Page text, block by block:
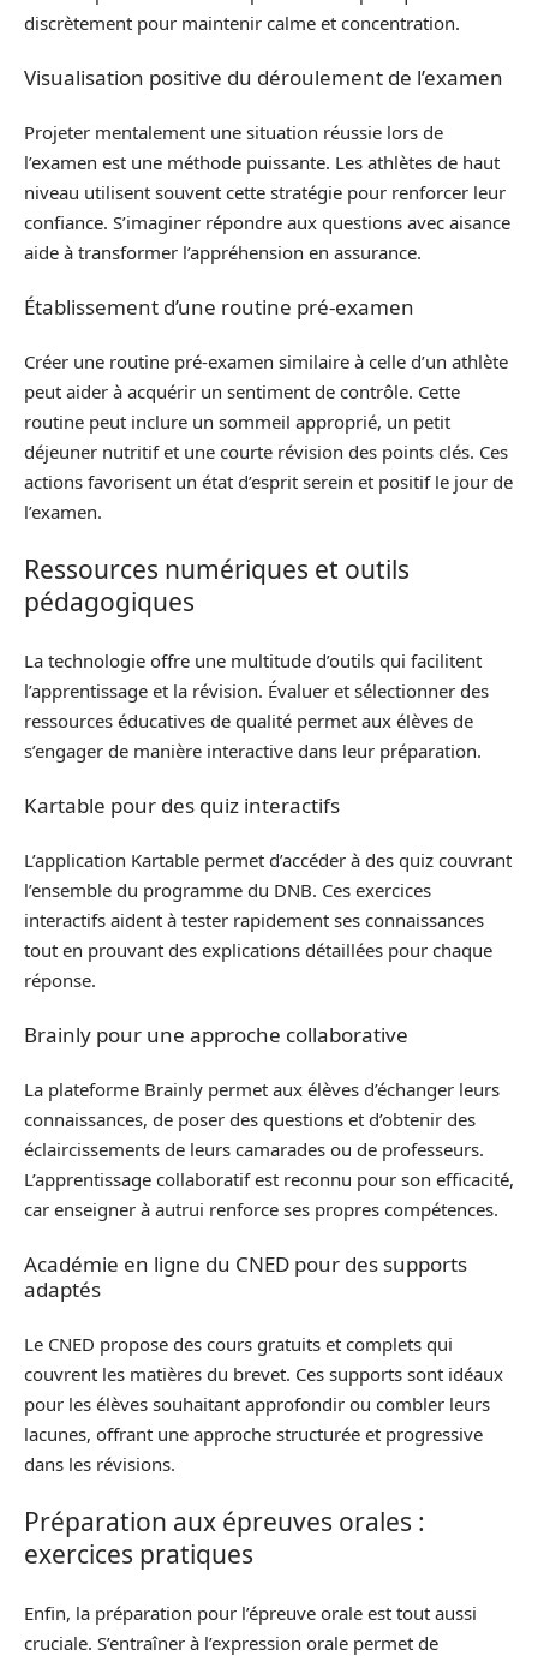
discrètement pour maintenir calme et concentration.
Visualisation positive du déroulement de l’examen
Projeter mentalement une situation réussie lors de
l’examen est une méthode puissante. Les athlètes de haut
niveau utilisent souvent cette stratégie pour renforcer leur
confiance. S’imaginer répondre aux questions avec aisance
aide à transformer l’appréhension en assurance.
Établissement d’une routine pré-examen
Créer une routine pré-examen similaire à celle d’un athlète
peut aider à acquérir un sentiment de contrôle. Cette
routine peut inclure un sommeil approprié, un petit
déjeuner nutritif et une courte révision des points clés. Ces
actions favorisent un état d’esprit serein et positif le jour de
l’examen.
Ressources numériques et outils
pédagogiques
La technologie offre une multitude d’outils qui facilitent
l’apprentissage et la révision. Évaluer et sélectionner des
ressources éducatives de qualité permet aux élèves de
s’engager de manière interactive dans leur préparation.
Kartable pour des quiz interactifs
L’application Kartable permet d’accéder à des quiz couvrant
l’ensemble du programme du DNB. Ces exercices
interactifs aident à tester rapidement ses connaissances
tout en prouvant des explications détaillées pour chaque
réponse.
Brainly pour une approche collaborative
La plateforme Brainly permet aux élèves d’échanger leurs
connaissances, de poser des questions et d’obtenir des
éclaircissements de leurs camarades ou de professeurs.
L’apprentissage collaboratif est reconnu pour son efficacité,
car enseigner à autrui renforce ses propres compétences.
Académie en ligne du CNED pour des supports
adaptés
Le CNED propose des cours gratuits et complets qui
couvrent les matières du brevet. Ces supports sont idéaux
pour les élèves souhaitant approfondir ou combler leurs
lacunes, offrant une approche structurée et progressive
dans les révisions.
Préparation aux épreuves orales :
exercices pratiques
Enfin, la préparation pour l’épreuve orale est tout aussi
cruciale. S’entraîner à l’expression orale permet de